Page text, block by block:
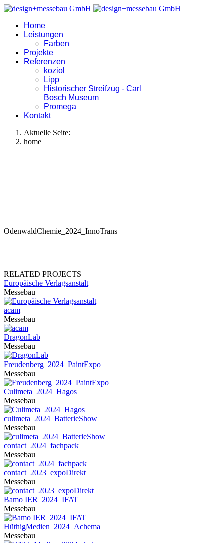
Home
Leistungen
Farben
Projekte
Referenzen
koziol
Lipp
Historischer Streifzug - Carl
Bosch Museum
Promega
Kontakt
Aktuelle Seite:
home
OdenwaldChemie_2024_InnoTrans
RELATED PROJECTS
Europäische Verlagsanstalt
Messebau
acam
Messebau
DragonLab
Messebau
Freudenberg_2024_PaintExpo
Messebau
Culimeta_2024_Hagos
Messebau
culimeta_2024_BatterieShow
Messebau
contact_2024_fachpack
Messebau
contact_2023_expoDirekt
Messebau
Bamo IER_2024_IFAT
Messebau
HüthigMedien_2024_Achema
Messebau